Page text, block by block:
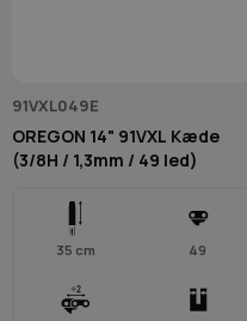
91VXL049E
OREGON 14" 91VXL Kæde
(3/8H / 1,3mm / 49 led)
35 cm 49